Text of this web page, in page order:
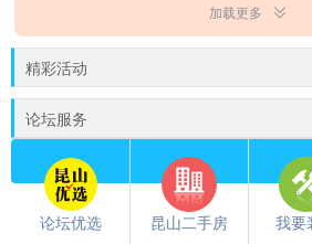
加载更多
精彩活动
论坛服务
论坛优选 昆山二手房 我要